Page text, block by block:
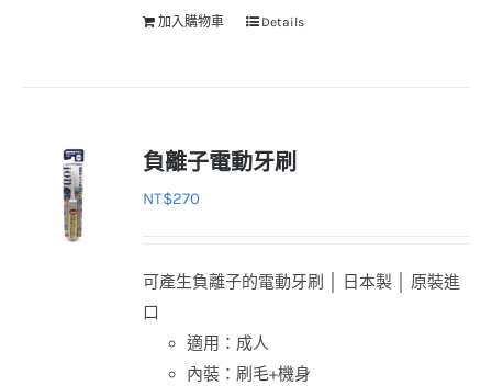
加入購物車 Details
負離子電動牙刷
NT$270
可產生負離子的電動牙刷 │ 日本製 │ 原裝進
口
適用：成人
內裝：刷毛+機身